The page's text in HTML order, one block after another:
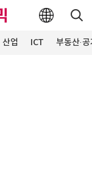
산업 ICT 부동산·